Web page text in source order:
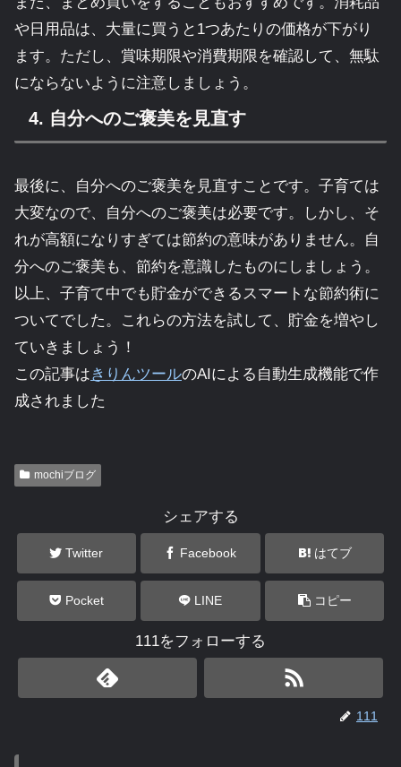
や日用品は、大量に買うと1つあたりの価格が下がり
ます。ただし、賞味期限や消費期限を確認して、無駄
にならないように注意しましょう。
4. 自分へのご褒美を見直す
最後に、自分へのご褒美を見直すことです。子育ては
大変なので、自分へのご褒美は必要です。しかし、そ
れが高額になりすぎては節約の意味がありません。自
分へのご褒美も、節約を意識したものにしましょう。
以上、子育て中でも貯金ができるスマートな節約術に
ついてでした。これらの方法を試して、貯金を増やし
ていきましょう！
この記事はきりんツールのAIによる自動生成機能で作
成されました
mochiブログ
シェアする
Twitter Facebook はてブ
Pocket LINE コピー
111をフォローする
111